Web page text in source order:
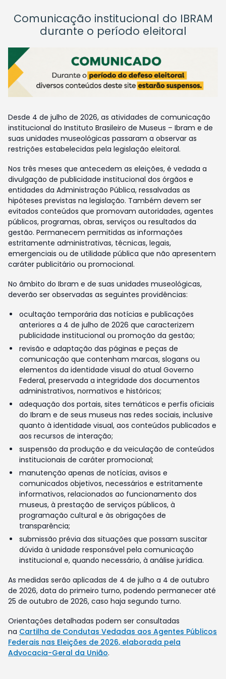
Comunicação institucional do IBRAM
durante o período eleitoral
Desde 4 de julho de 2026, as atividades de comunicação
institucional do Instituto Brasileiro de Museus – Ibram e de
suas unidades museológicas passaram a observar as
restrições estabelecidas pela legislação eleitoral.
Nos três meses que antecedem as eleições, é vedada a
divulgação de publicidade institucional dos órgãos e
entidades da Administração Pública, ressalvadas as
hipóteses previstas na legislação. Também devem ser
evitados conteúdos que promovam autoridades, agentes
públicos, programas, obras, serviços ou resultados da
gestão. Permanecem permitidas as informações
estritamente administrativas, técnicas, legais,
emergenciais ou de utilidade pública que não apresentem
caráter publicitário ou promocional.
No âmbito do Ibram e de suas unidades museológicas,
deverão ser observadas as seguintes providências:
ocultação temporária das notícias e publicações
anteriores a 4 de julho de 2026 que caracterizem
publicidade institucional ou promoção da gestão;
revisão e adaptação das páginas e peças de
comunicação que contenham marcas, slogans ou
elementos da identidade visual do atual Governo
Federal, preservada a integridade dos documentos
administrativos, normativos e históricos;
adequação dos portais, sites temáticos e perfis oficiais
do Ibram e de seus museus nas redes sociais, inclusive
quanto à identidade visual, aos conteúdos publicados e
aos recursos de interação;
suspensão da produção e da veiculação de conteúdos
institucionais de caráter promocional;
manutenção apenas de notícias, avisos e
comunicados objetivos, necessários e estritamente
informativos, relacionados ao funcionamento dos
museus, à prestação de serviços públicos, à
programação cultural e às obrigações de
transparência;
submissão prévia das situações que possam suscitar
dúvida à unidade responsável pela comunicação
institucional e, quando necessário, à análise jurídica.
As medidas serão aplicadas de 4 de julho a 4 de outubro
de 2026, data do primeiro turno, podendo permanecer até
25 de outubro de 2026, caso haja segundo turno.
Orientações detalhadas podem ser consultadas
na Cartilha de Condutas Vedadas aos Agentes Públicos
Federais nas Eleições de 2026, elaborada pela
Advocacia-Geral da União.